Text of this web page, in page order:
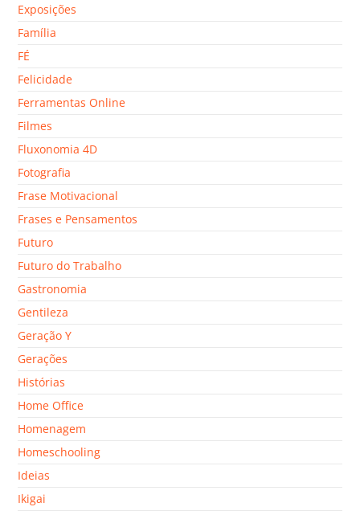
Exposições
Família
FÉ
Felicidade
Ferramentas Online
Filmes
Fluxonomia 4D
Fotografia
Frase Motivacional
Frases e Pensamentos
Futuro
Futuro do Trabalho
Gastronomia
Gentileza
Geração Y
Gerações
Histórias
Home Office
Homenagem
Homeschooling
Ideias
Ikigai